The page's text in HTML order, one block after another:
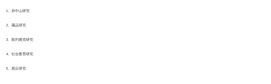
1、孙中山研究
2、藏品研究
3、陈列展览研究
4、社会教育研究
5、观众研究